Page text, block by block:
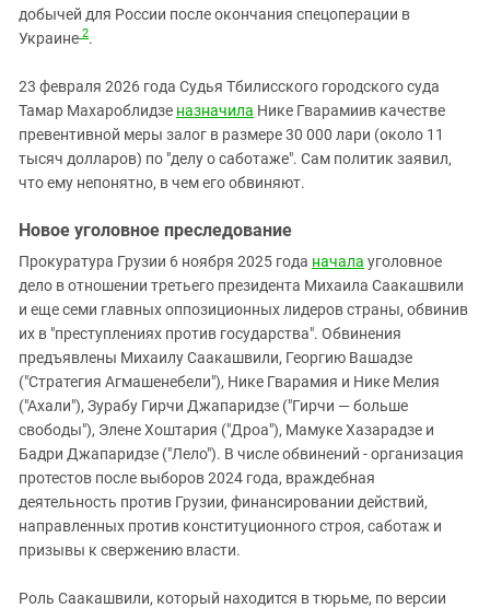
добычей для России после окончания спецоперации в
Украине 2.
23 февраля 2026 года Судья Тбилисского городского суда
Тамар Махароблидзе назначила Нике Гварамиив качестве
превентивной меры залог в размере 30 000 лари (около 11
тысяч долларов) по "делу о саботаже". Сам политик заявил,
что ему непонятно, в чем его обвиняют.
Новое уголовное преследование
Прокуратура Грузии 6 ноября 2025 года начала уголовное
дело в отношении третьего президента Михаила Саакашвили
и еще семи главных оппозиционных лидеров страны, обвинив
их в "преступлениях против государства". Обвинения
предъявлены Михаилу Саакашвили, Георгию Вашадзе
("Стратегия Агмашенебели"), Нике Гварамия и Нике Мелия
("Ахали"), Зурабу Гирчи Джапаридзе ("Гирчи — больше
свободы"), Элене Хоштария ("Дроа"), Мамуке Хазарадзе и
Бадри Джапаридзе ("Лело"). В числе обвинений - организация
протестов после выборов 2024 года, враждебная
деятельность против Грузии, финансировании действий,
направленных против конституционного строя, саботаж и
призывы к свержению власти.
Роль Саакашвили, который находится в тюрьме, по версии